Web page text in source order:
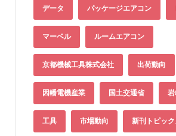
データ パッケージエアコン
マーベル ルームエアコン
京都機械工具株式会社 出荷動向
因幡電機産業 国土交通省
工具 市場動向 新刊トピック